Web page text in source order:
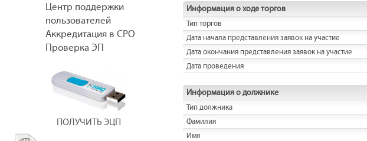
Центр поддержки
пользователей
Аккредитация в СРО
Проверка ЭП
ПОЛУЧИТЬ ЭЦП
Информация о ходе торгов
Тип торгов
Дата начала представления заявок на участие
Дата окончания представления заявок на участие
Дата проведения
Информация о должнике
Тип должника
Фамилия
Имя